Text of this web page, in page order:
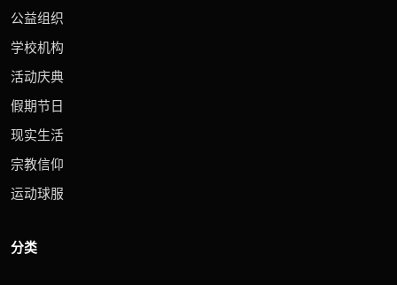
公益组织
学校机构
活动庆典
假期节日
现实生活
宗教信仰
运动球服
分类